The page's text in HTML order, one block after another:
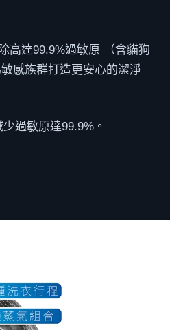
高達99.9%過敏原​ （含貓狗
感族群打造更安心的潔淨
過敏原達99.9%。​